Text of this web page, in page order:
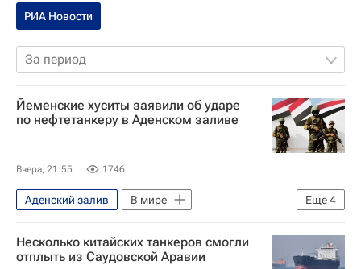
РИА Новости
За период
Йеменские хуситы заявили об ударе
по нефтетанкеру в Аденском заливе
Вчера, 21:55 1746
Еще4
Аденский залив
В мире
Саудовская Аравия
Сана
Ансар Алла
Несколько китайских танкеров смогли
отплыть из Саудовской Аравии